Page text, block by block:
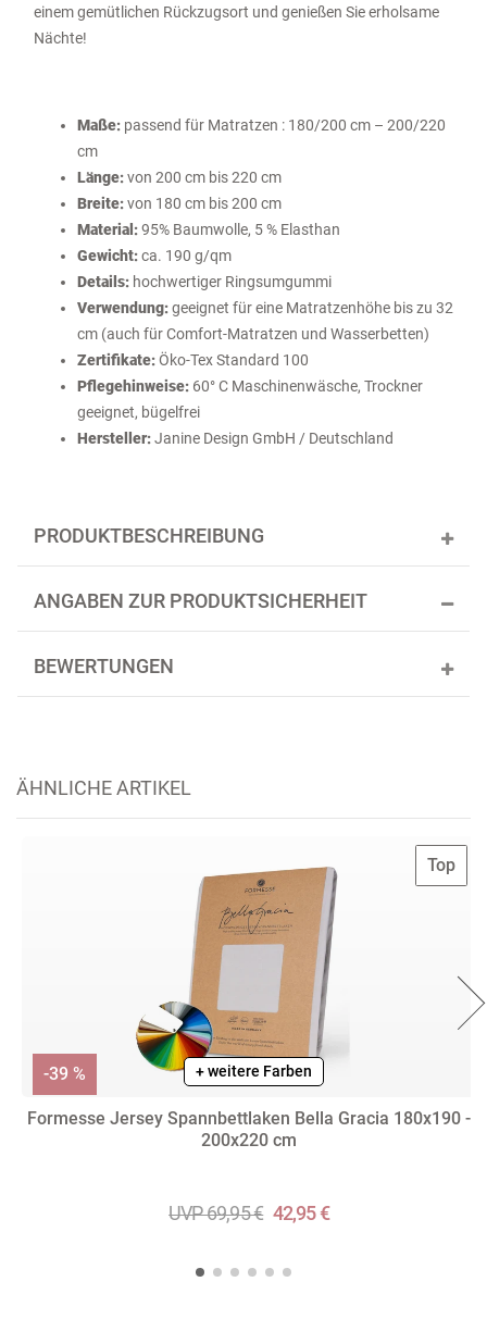
einem gemütlichen Rückzugsort und genießen Sie erholsame
Nächte!
Maße: passend für Matratzen : 180/200 cm – 200/220
cm
Länge:von 200 cm bis 220 cm
Breite:von 180 cm bis 200 cm
Material:95% Baumwolle, 5 % Elasthan
Gewicht:ca. 190 g/qm
Details: hochwertiger Ringsumgummi
Verwendung:geeignet für eine Matratzenhöhe bis zu 32
cm (auch für Comfort-Matratzen und Wasserbetten)
Zertifikate:Öko-Tex Standard 100
Pflegehinweise: 60° C Maschinenwäsche, Trockner
geeignet, bügelfrei
Hersteller:Janine Design GmbH / Deutschland
PRODUKTBESCHREIBUNG
ANGABEN ZUR PRODUKTSICHERHEIT
BEWERTUNGEN
ÄHNLICHE ARTIKEL
Top
+ weitere Farben
Formesse Jersey Spannbettlaken Bella Gracia 180x190 -
200x220 cm
UVP 69,95 € 42,95 €
-39 %